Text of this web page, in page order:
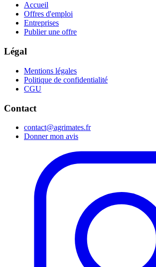
Accueil
Offres d'emploi
Entreprises
Publier une offre
Légal
Mentions légales
Politique de confidentialité
CGU
Contact
contact@agrimates.fr
Donner mon avis